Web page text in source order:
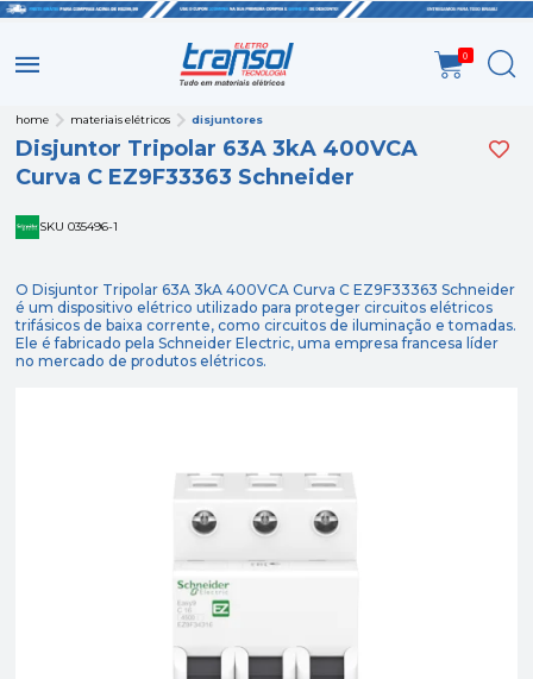
0
home materiais elétricos disjuntores
Disjuntor Tripolar 63A 3kA 400VCA
Curva C EZ9F33363 Schneider
SKU 035496-1
O Disjuntor Tripolar 63A 3kA 400VCA Curva C EZ9F33363 Schneider
é um dispositivo elétrico utilizado para proteger circuitos elétricos
trifásicos de baixa corrente, como circuitos de iluminação e tomadas.
Ele é fabricado pela Schneider Electric, uma empresa francesa líder
no mercado de produtos elétricos.